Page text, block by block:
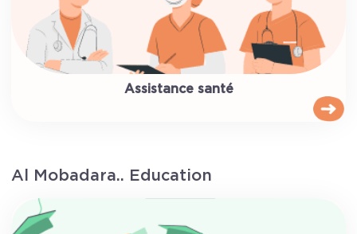
Assistance santé
Al Mobadara.. Education